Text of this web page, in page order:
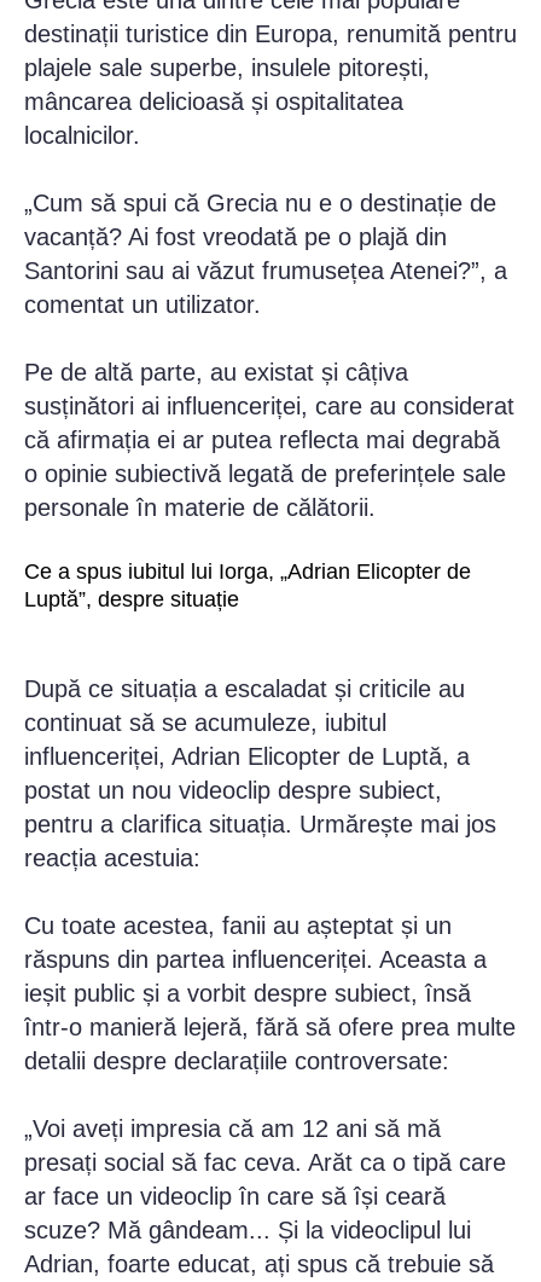
destinații turistice din Europa, renumită pentru
plajele sale superbe, insulele pitorești,
mâncarea delicioasă și ospitalitatea
localnicilor.
„Cum să spui că Grecia nu e o destinație de
vacanță? Ai fost vreodată pe o plajă din
Santorini sau ai văzut frumusețea Atenei?”, a
comentat un utilizator.
Pe de altă parte, au existat și câțiva
susținători ai influenceriței, care au considerat
că afirmația ei ar putea reflecta mai degrabă
o opinie subiectivă legată de preferințele sale
personale în materie de călătorii.
Ce a spus iubitul lui Iorga, „Adrian Elicopter de
Luptă”, despre situație
După ce situația a escaladat și criticile au
continuat să se acumuleze, iubitul
influenceriței, Adrian Elicopter de Luptă, a
postat un nou videoclip despre subiect,
pentru a clarifica situația. Urmărește mai jos
reacția acestuia:
Cu toate acestea, fanii au așteptat și un
răspuns din partea influenceriței. Aceasta a
ieșit public și a vorbit despre subiect, însă
într-o manieră lejeră, fără să ofere prea multe
detalii despre declarațiile controversate:
„Voi aveți impresia că am 12 ani să mă
presați social să fac ceva. Arăt ca o tipă care
ar face un videoclip în care să își ceară
scuze? Mă gândeam... Și la videoclipul lui
Adrian, foarte educat, ați spus că trebuie să